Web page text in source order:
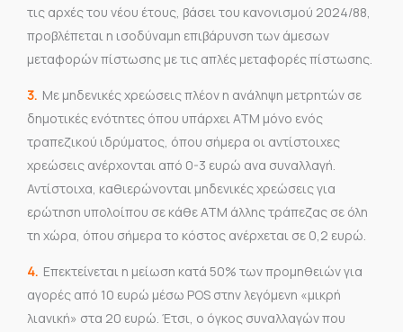
τις αρχές του νέου έτους, βάσει του κανονισμού 2024/88,
προβλέπεται η ισοδύναμη επιβάρυνση των άμεσων
μεταφορών πίστωσης με τις απλές μεταφορές πίστωσης.
3. Με μηδενικές χρεώσεις πλέον η ανάληψη μετρητών σε
δημοτικές ενότητες όπου υπάρχει ΑΤΜ μόνο ενός
τραπεζικού ιδρύματος, όπου σήμερα οι αντίστοιχες
χρεώσεις ανέρχονται από 0-3 ευρώ ανα συναλλαγή.
Αντίστοιχα, καθιερώνονται μηδενικές χρεώσεις για
ερώτηση υπολοίπου σε κάθε ΑΤΜ άλλης τράπεζας σε όλη
τη χώρα, όπου σήμερα το κόστος ανέρχεται σε 0,2 ευρώ.
4. Επεκτείνεται η μείωση κατά 50% των προμηθειών για
αγορές από 10 ευρώ μέσω POS στην λεγόμενη «μικρή
λιανική» στα 20 ευρώ. Έτσι, ο όγκος συναλλαγών που